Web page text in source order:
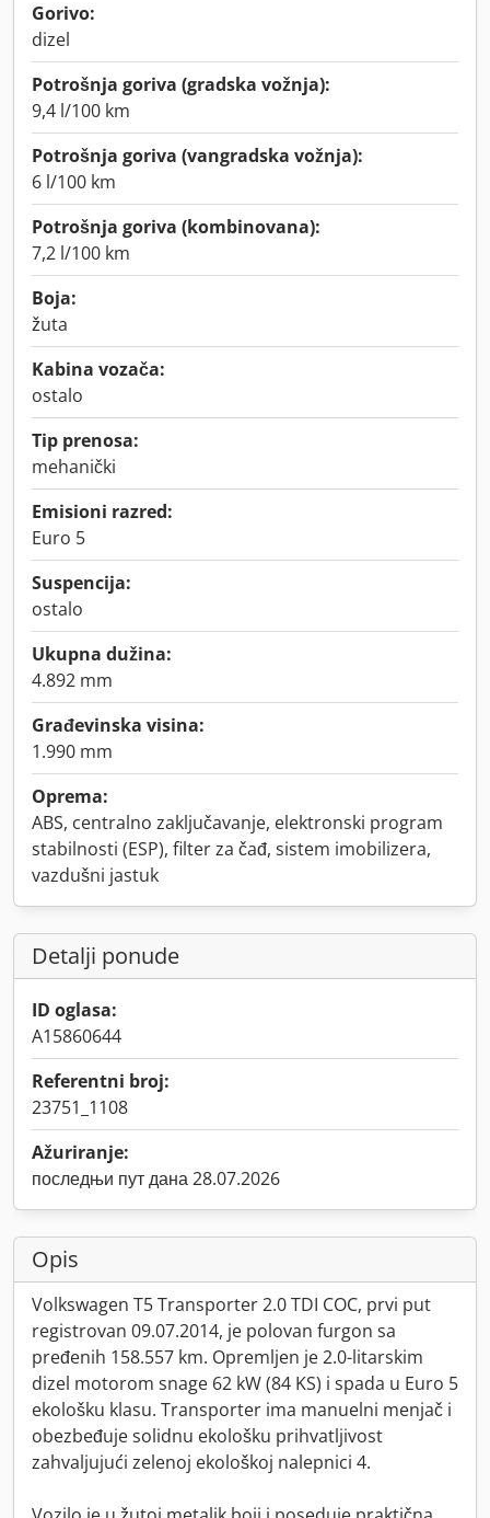
Gorivo:
dizel
Potrošnja goriva (gradska vožnja):
9,4 l/100 km
Potrošnja goriva (vangradska vožnja):
6 l/100 km
Potrošnja goriva (kombinovana):
7,2 l/100 km
Boja:
žuta
Kabina vozača:
ostalo
Tip prenosa:
mehanički
Emisioni razred:
Euro 5
Suspencija:
ostalo
Ukupna dužina:
4.892 mm
Građevinska visina:
1.990 mm
Oprema:
ABS, centralno zaključavanje, elektronski program
stabilnosti (ESP), filter za čađ, sistem imobilizera,
vazdušni jastuk
Detalji ponude
ID oglasa:
A15860644
Referentni broj:
23751_1108
Ažuriranje:
последњи пут дана 28.07.2026
Opis
Volkswagen T5 Transporter 2.0 TDI COC, prvi put
registrovan 09.07.2014, je polovan furgon sa
pređenih 158.557 km. Opremljen je 2.0-litarskim
dizel motorom snage 62 kW (84 KS) i spada u Euro 5
ekološku klasu. Transporter ima manuelni menjač i
obezbeđuje solidnu ekološku prihvatljivost
zahvaljujući zelenoj ekološkoj nalepnici 4.